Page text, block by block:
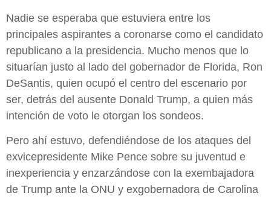
Nadie se esperaba que estuviera entre los
principales aspirantes a coronarse como el candidato
republicano a la presidencia. Mucho menos que lo
situarían justo al lado del gobernador de Florida, Ron
DeSantis, quien ocupó el centro del escenario por
ser, detrás del ausente Donald Trump, a quien más
intención de voto le otorgan los sondeos.
Pero ahí estuvo, defendiéndose de los ataques del
exvicepresidente Mike Pence sobre su juventud e
inexperiencia y enzarzándose con la exembajadora
de Trump ante la ONU y exgobernadora de Carolina